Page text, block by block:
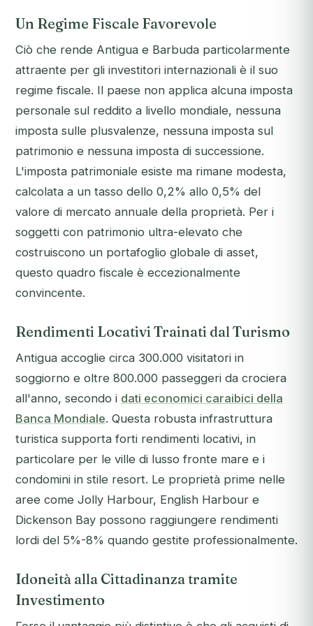
Un Regime Fiscale Favorevole
Ciò che rende Antigua e Barbuda particolarmente
attraente per gli investitori internazionali è il suo
regime fiscale. Il paese non applica alcuna imposta
personale sul reddito a livello mondiale, nessuna
imposta sulle plusvalenze, nessuna imposta sul
patrimonio e nessuna imposta di successione.
L'imposta patrimoniale esiste ma rimane modesta,
calcolata a un tasso dello 0,2% allo 0,5% del
valore di mercato annuale della proprietà. Per i
soggetti con patrimonio ultra-elevato che
costruiscono un portafoglio globale di asset,
questo quadro fiscale è eccezionalmente
convincente.
Rendimenti Locativi Trainati dal Turismo
Antigua accoglie circa 300.000 visitatori in
soggiorno e oltre 800.000 passeggeri da crociera
all'anno, secondo i dati economici caraibici della
Banca Mondiale. Questa robusta infrastruttura
turistica supporta forti rendimenti locativi, in
particolare per le ville di lusso fronte mare e i
condomini in stile resort. Le proprietà prime nelle
aree come Jolly Harbour, English Harbour e
Dickenson Bay possono raggiungere rendimenti
lordi del 5%-8% quando gestite professionalmente.
Idoneità alla Cittadinanza tramite
Investimento